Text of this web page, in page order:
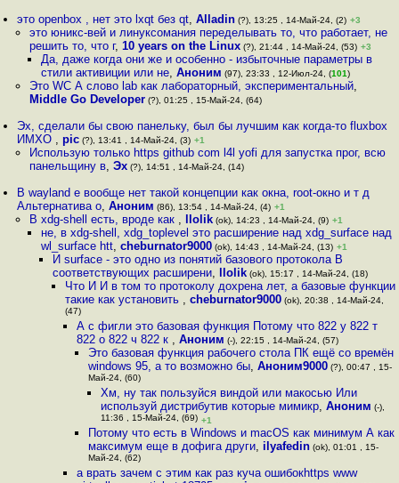
это openbox , нет это lxqt без qt,Alladin (?), 13:25 , 14-Май-24, (2) +3
это юникс-вей и линуксомания переделывать то, что работает, не
решить то, что г, 10 years on the Linux(?), 21:44 , 14-Май-24, (53) +3
Да, даже когда они же и особенно - избыточные параметры в
стили активиции или не, Аноним (97), 23:33 , 12-Июл-24, (101)
Это WC А слово lab как лабораторный, экспериментальный,
Middle Go Developer(?), 01:25 , 15-Май-24, (64)
Эх, сделали бы свою панельку, был бы лучшим как когда-то fluxbox
ИМХО ,pic (?), 13:41 , 14-Май-24, (3) +1
Использую только https github com l4l yofi для запустка прог, всю
панельщину в, Эх(?), 14:51 , 14-Май-24, (14)
В wayland е вообще нет такой концепции как окна, root-окно и т д
Альтернатива o,Аноним (86), 13:54 , 14-Май-24, (4) +1
В xdg-shell есть, вроде как , llolik(ok), 14:23 , 14-Май-24, (9) +1
не, в xdg-shell, xdg_toplevel это расширение над xdg_surface над
wl_surface htt, cheburnator9000(ok), 14:43 , 14-Май-24, (13) +1
И surface - это одно из понятий базового протокола В
соответствующих расширени, llolik (ok), 15:17 , 14-Май-24, (18)
Что И И в том то протоколу дохрена лет, а базовые функции
такие как установить , cheburnator9000(ok), 20:38 , 14-Май-24,
(47)
А с фигли это базовая функция Потому что 822 у 822 т
822 о 822 ч 822 к , Аноним (-), 22:15 , 14-Май-24, (57)
Это базовая функция рабочего стола ПК ещё со времён
windows 95, а то возможно бы,Аноним9000 (?), 00:47 , 15-
Май-24, (60)
Хм, ну так пользуйся виндой или макосью Или
используй дистрибутив которые мимикр, Аноним (-),
11:36 , 15-Май-24, (69) +1
Потому что есть в Windows и macOS как минимум А как
максимум еще в дофига други, ilyafedin (ok), 01:01 , 15-
Май-24, (62)
а врать зачем с этим как раз куча ошибокhttps www